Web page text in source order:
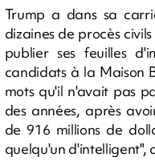
Trump a dans sa
dizaines de procès
publier ses feuilles
candidats à la Maison
mots qu'il n'avait pas
des années, après
de 916 millions de
quelqu'un d'intelligent",